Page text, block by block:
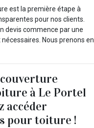
est la première étape à
pour nos clients.
devis commence par une
Nous prenons en
couverture
à Le Portel
accéder
pour toiture !